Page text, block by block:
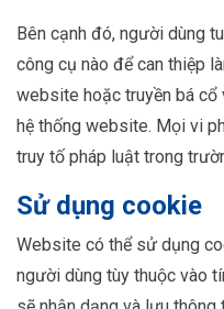
Bên cạnh đó, người dùng
công cụ nào để can thiệp
website hoặc truyền bá
hệ thống website. Mọi vi
truy tố pháp luật trong
Sử dụng cookie
Website có thể sử dụng
người dùng tùy thuộc vào